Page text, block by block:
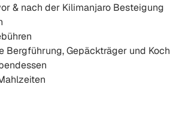
& nach der Kilimanjaro Besteigung
Bergführung, Gepäckträger und Koch